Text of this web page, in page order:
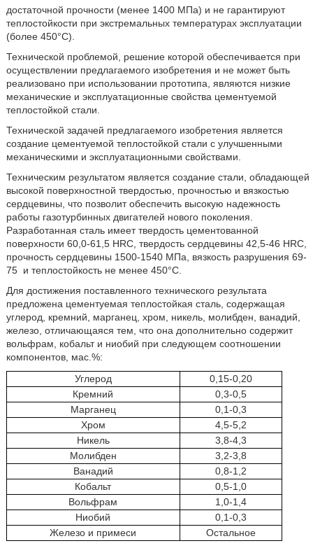
достаточной прочности (менее 1400 МПа) и не гарантируют
теплостойкости при экстремальных температурах эксплуатации
(более 450°С).
Технической проблемой, решение которой обеспечивается при
осуществлении предлагаемого изобретения и не может быть
реализовано при использовании прототипа, являются низкие
механические и эксплуатационные свойства цементуемой
теплостойкой стали.
Технической задачей предлагаемого изобретения является
создание цементуемой теплостойкой стали с улучшенными
механическими и эксплуатационными свойствами.
Техническим результатом является создание стали, обладающей
высокой поверхностной твердостью, прочностью и вязкостью
сердцевины, что позволит обеспечить высокую надежность
работы газотурбинных двигателей нового поколения.
Разработанная сталь имеет твердость цементованной
поверхности 60,0-61,5 HRC, твердость сердцевины 42,5-46 HRC,
прочность сердцевины 1500-1540 МПа, вязкость разрушения 69-
75 и теплостойкость не менее 450°С.
Для достижения поставленного технического результата
предложена цементуемая теплостойкая сталь, содержащая
углерод, кремний, марганец, хром, никель, молибден, ванадий,
железо, отличающаяся тем, что она дополнительно содержит
вольфрам, кобальт и ниобий при следующем соотношении
компонентов, мас.%:
Углерод
0,15-0,20
Кремний
0,3-0,5
Марганец
0,1-0,3
Хром
4,5-5,2
Никель
3,8-4,3
Молибден
3,2-3,8
Ванадий
0,8-1,2
Кобальт
0,5-1,0
Вольфрам
1,0-1,4
Ниобий
0,1-0,3
Железо и примеси
Остальное